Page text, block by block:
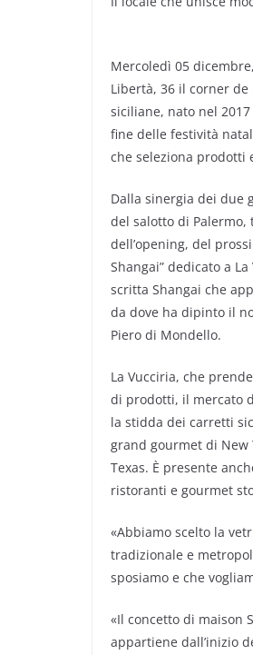
Mercoledì 05
Libertà, 36 il corner
siciliane, nato nel
fine delle festività
che seleziona prodotti
Dalla sinergia dei due
del salotto di
dell’opening, del
Shangai” dedicato a
scritta Shangai che
da dove ha dipinto il
Piero di Mondello.
La Vucciria, che
di prodotti, il mercato
la stidda dei carretti
grand gourmet di New
Texas. È presente
ristoranti e gourmet
«Abbiamo scelto la
tradizionale e
sposiamo e che
«Il concetto di maison
appartiene dall’inizio